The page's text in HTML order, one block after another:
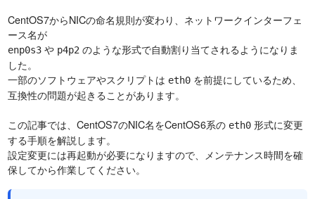
CentOS7からNICの命名規則が変わり、ネットワークインターフェ
ース名が
enp0s3 や p4p2 のような形式で自動割り当てされるようになりま
した。
一部のソフトウェアやスクリプトは eth0 を前提にしているため、
互換性の問題が起きることがあります。
この記事では、CentOS7のNIC名をCentOS6系の eth0 形式に変更
する手順を解説します。
設定変更には再起動が必要になりますので、メンテナンス時間を確
保してから作業してください。